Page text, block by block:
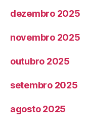
dezembro 2025
novembro 2025
outubro 2025
setembro 2025
agosto 2025